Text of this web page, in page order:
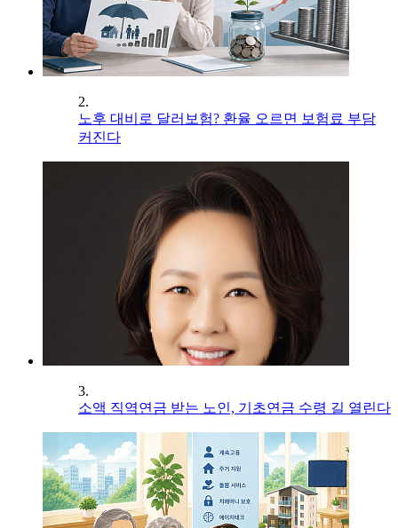
2.
노후 대비로 달러보험? 환율 오르면 보험료 부담
커진다
3.
소액 직역연금 받는 노인, 기초연금 수령 길 열린다